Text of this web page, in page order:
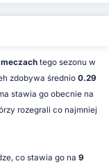
meczachtego sezonu w
zdobywa średnio 0.29
stawia go obecnie na
rozegrali co najmniej
co stawia go na 9